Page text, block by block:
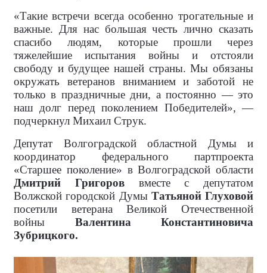
«Такие встречи всегда особенно трогательные и
важные. Для нас большая честь лично сказать
спасибо людям, которые прошли через
тяжелейшие испытания войны и отстояли
свободу и будущее нашей страны. Мы обязаны
окружать ветеранов вниманием и заботой не
только в праздничные дни, а постоянно — это
наш долг перед поколением Победителей», —
подчеркнул Михаил Струк.
Депутат Волгоградской областной Думы и
координатор федерального партпроекта
«Старшее поколение» в Волгоградской области
Дмитрий Григороввместе с депутатом
Волжской городской Думы Татьяной Глуховой
посетили ветерана Великой Отечественной
войны Валентина Константиновича
Зубрицкого.